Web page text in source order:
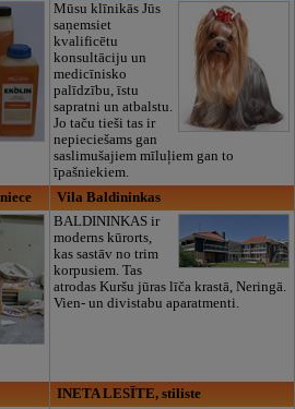
Mūsu klīnikās Jūs
saņemsiet
kvalificētu
konsultāciju un
medicīnisko
palīdzību, īstu
sapratni un atbalstu.
Jo taču tieši tas ir
nepieciešams gan
saslimušajiem mīluļiem gan to
īpašniekiem.
Vila Baldininkas
BALDININKAS ir
moderns kūrorts,
kas sastāv no trim
korpusiem. Tas
atrodas Kuršu jūras līča krastā, Neringā.
Vien- un divistabu aparatmenti.
INETA LESĪTE, stiliste